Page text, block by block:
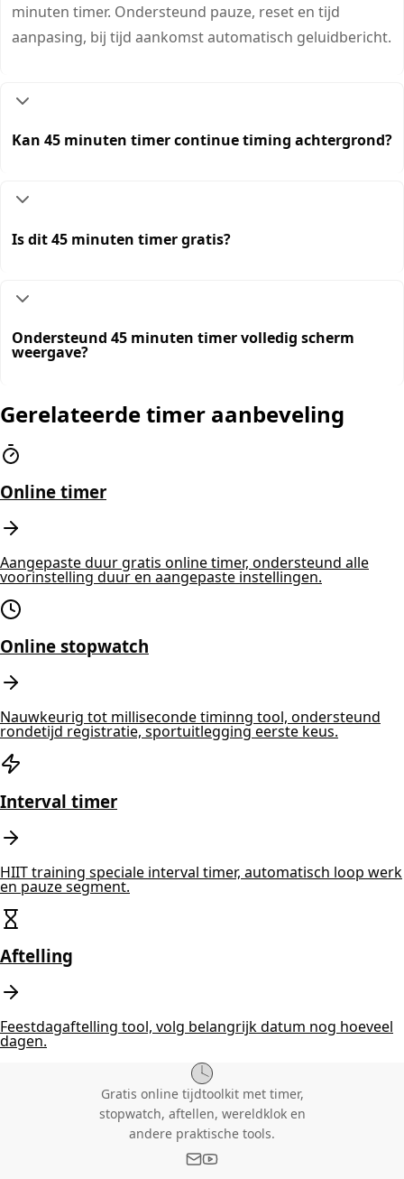
minuten timer. Ondersteund pauze, reset en tijd
aanpasing, bij tijd aankomst automatisch geluidbericht.
Kan 45 minuten timer continue timing achtergrond?
Is dit 45 minuten timer gratis?
Ondersteund 45 minuten timer volledig scherm
weergave?
Gerelateerde timer aanbeveling
Online timer
Aangepaste duur gratis online timer, ondersteund alle
voorinstelling duur en aangepaste instellingen.
Online stopwatch
Nauwkeurig tot milliseconde timinng tool, ondersteund
rondetijd registratie, sportuitlegging eerste keus.
Interval timer
HIIT training speciale interval timer, automatisch loop werk
en pauze segment.
Aftelling
Feestdagaftelling tool, volg belangrijk datum nog hoeveel
dagen.
Gratis online tijdtoolkit met timer,
stopwatch, aftellen, wereldklok en
andere praktische tools.